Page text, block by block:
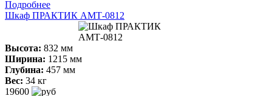
Подробнее
Шкаф ПРАКТИК АМТ-0812
Высота: 832 мм
Ширина: 1215 мм
Глубина: 457 мм
Вес: 34 кг
19600